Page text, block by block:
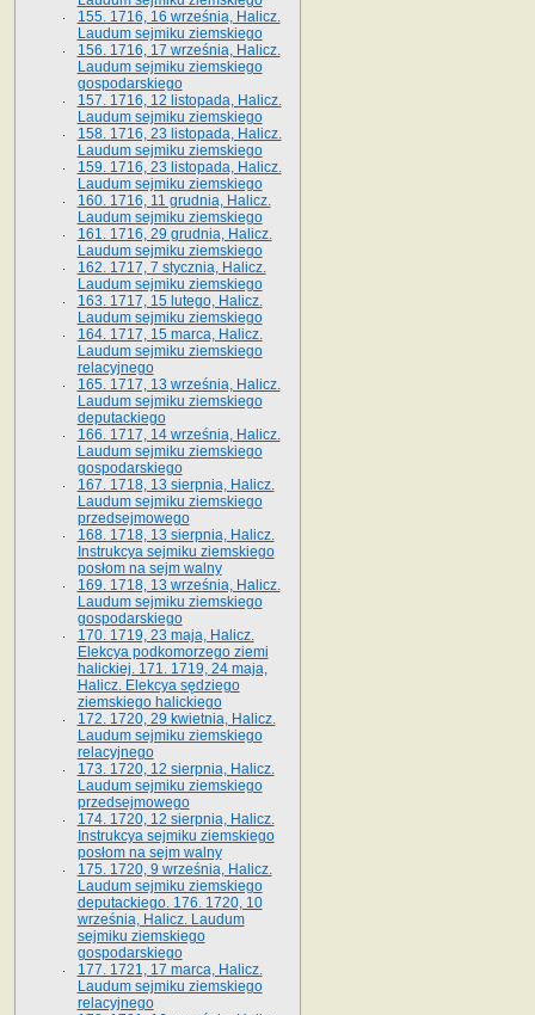
155. 1716, 16 września, Halicz.
Laudum sejmiku ziemskiego
156. 1716, 17 września, Halicz.
Laudum sejmiku ziemskiego
gospodarskiego
157. 1716, 12 listopada, Halicz.
Laudum sejmiku ziemskiego
158. 1716, 23 listopada, Halicz.
Laudum sejmiku ziemskiego
159. 1716, 23 listopada, Halicz.
Laudum sejmiku ziemskiego
160. 1716, 11 grudnia, Halicz.
Laudum sejmiku ziemskiego
161. 1716, 29 grudnia, Halicz.
Laudum sejmiku ziemskiego
162. 1717, 7 stycznia, Halicz.
Laudum sejmiku ziemskiego
163. 1717, 15 lutego, Halicz.
Laudum sejmiku ziemskiego
164. 1717, 15 marca, Halicz.
Laudum sejmiku ziemskiego
relacyjnego
165. 1717, 13 września, Halicz.
Laudum sejmiku ziemskiego
deputackiego
166. 1717, 14 września, Halicz.
Laudum sejmiku ziemskiego
gospodarskiego
167. 1718, 13 sierpnia, Halicz.
Laudum sejmiku ziemskiego
przedsejmowego
168. 1718, 13 sierpnia, Halicz.
Instrukcya sejmiku ziemskiego
posłom na sejm walny
169. 1718, 13 września, Halicz.
Laudum sejmiku ziemskiego
gospodarskiego
170. 1719, 23 maja, Halicz.
Elekcya podkomorzego ziemi
halickiej. 171. 1719, 24 maja,
Halicz. Elekcya sędziego
ziemskiego halickiego
172. 1720, 29 kwietnia, Halicz.
Laudum sejmiku ziemskiego
relacyjnego
173. 1720, 12 sierpnia, Halicz.
Laudum sejmiku ziemskiego
przedsejmowego
174. 1720, 12 sierpnia, Halicz.
Instrukcya sejmiku ziemskiego
posłom na sejm walny
175. 1720, 9 września, Halicz.
Laudum sejmiku ziemskiego
deputackiego. 176. 1720, 10
września, Halicz. Laudum
sejmiku ziemskiego
gospodarskiego
177. 1721, 17 marca, Halicz.
Laudum sejmiku ziemskiego
relacyjnego